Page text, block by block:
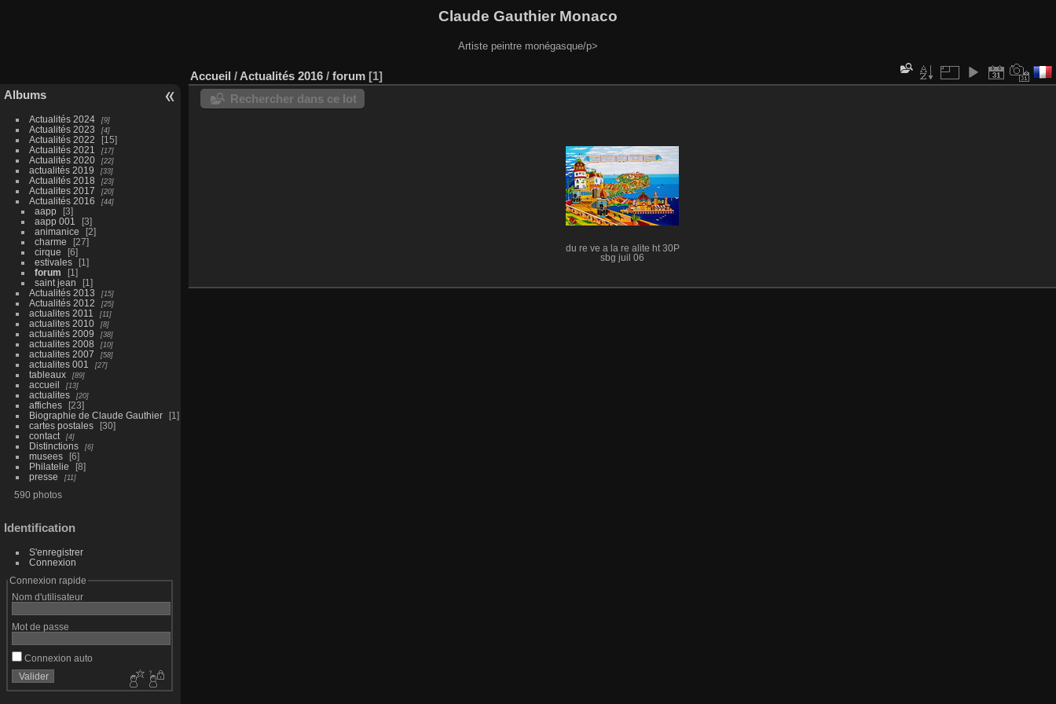
Claude Gauthier Monaco
Artiste peintre monégasque/p>
Albums
Actualités 2024 9
Actualités 2023 4
Actualités 2022
15
Actualités 2021
17
Actualités 2020 22
actualités 2019 33
Actualités 2018 23
Actualites 2017 20
Actualités 2016 44
aapp
3
aapp 001
3
animanice
2
charme
27
cirque
6
estivales
1
forum
1
saint jean
1
Actualités 2013
15
Actualités 2012 25
actualites 2011 11
actualites 2010 8
actualités 2009 38
actualites 2008 10
actualites 2007 58
actualites 001 27
tableaux 89
accueil 13
actualites 20
affiches
23
Biographie de Claude Gauthier
1
cartes postales
30
contact
4
Distinctions 6
musees
6
Philatelie
8
presse
11
590 photos
Identification
S'enregistrer
Connexion
Connexion rapide
Nom d'utilisateur
Mot de passe
Connexion auto
Accueil / Actualités 2016 / forum 1
Rechercher dans ce lot
du re ve a la re alite ht 30P
sbg juil 06